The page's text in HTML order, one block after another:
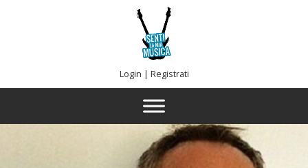
Login | Registrati